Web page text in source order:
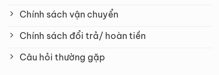
Chính sách vận chuyển
Chính sách đổi trả/ hoàn tiền
Câu hỏi thường gặp